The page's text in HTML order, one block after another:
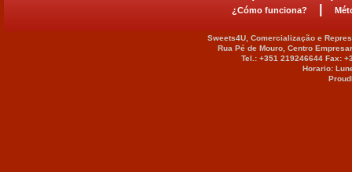
¿Cómo funciona?
Sweets4U, Comercialização e
Rua Pé de Mouro, Centro
Tel.: +351 219246644 Fax:
Horario: